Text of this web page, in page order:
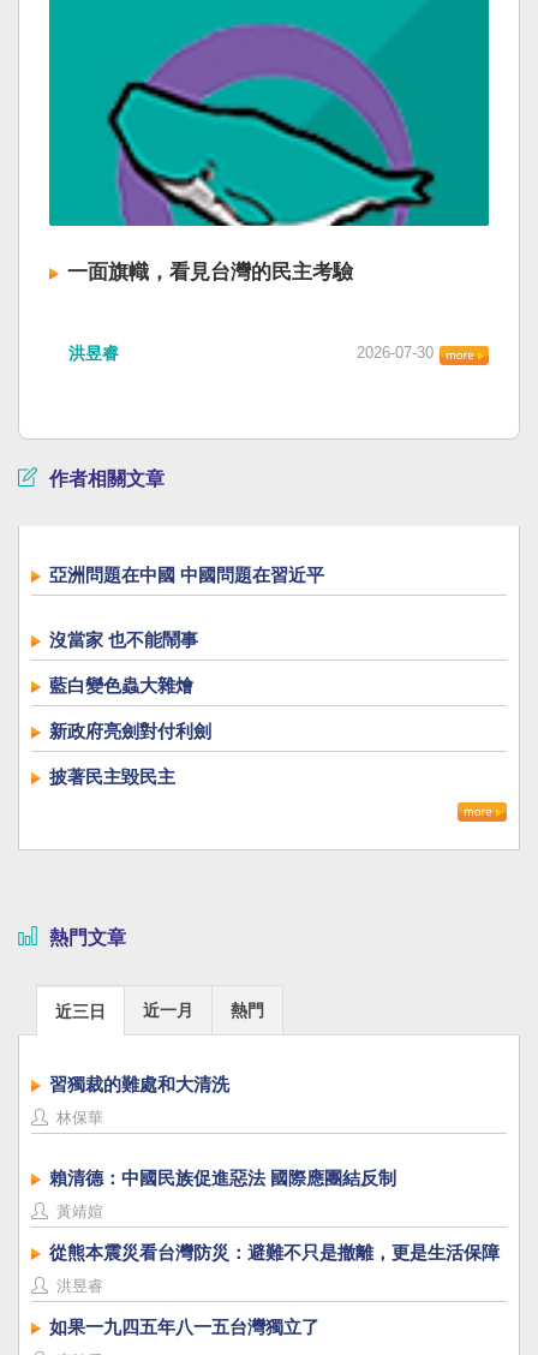
一面旗幟，看見台灣的民主考驗
洪昱睿 2026-07-30
作者相關文章
亞洲問題在中國 中國問題在習近平
沒當家 也不能鬧事
藍白變色蟲大雜燴
新政府亮劍對付利劍
披著民主毀民主
熱門文章
近三日 近一月 熱門
習獨裁的難處和大清洗
林保華
賴清德：中國民族促進惡法 國際應團結反制
黃靖媗
從熊本震災看台灣防災：避難不只是撤離，更是生活保障
洪昱睿
如果一九四五年八一五台灣獨立了